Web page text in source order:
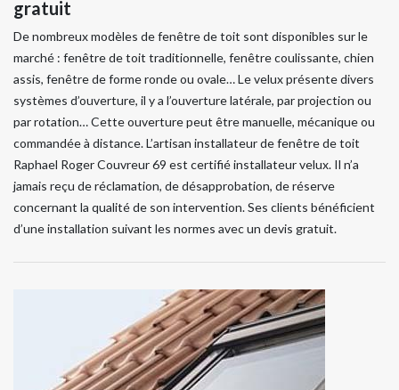
gratuit
De nombreux modèles de fenêtre de toit sont disponibles sur le
marché : fenêtre de toit traditionnelle, fenêtre coulissante, chien
assis, fenêtre de forme ronde ou ovale… Le velux présente divers
systèmes d’ouverture, il y a l’ouverture latérale, par projection ou
par rotation… Cette ouverture peut être manuelle, mécanique ou
commandée à distance. L’artisan installateur de fenêtre de toit
Raphael Roger Couvreur 69 est certifié installateur velux. Il n’a
jamais reçu de réclamation, de désapprobation, de réserve
concernant la qualité de son intervention. Ses clients bénéficient
d’une installation suivant les normes avec un devis gratuit.